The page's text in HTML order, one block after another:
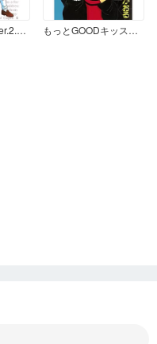
GOOD KISS！ Ver.2.0 1 もっとGOODキッス！ 1